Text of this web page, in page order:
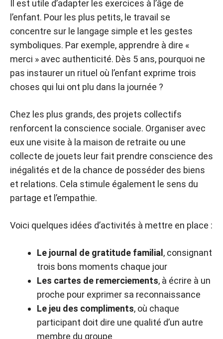
Il est utile d’adapter les exercices à l’âge de
l’enfant. Pour les plus petits, le travail se
concentre sur le langage simple et les gestes
symboliques. Par exemple, apprendre à dire «
merci » avec authenticité. Dès 5 ans, pourquoi ne
pas instaurer un rituel où l’enfant exprime trois
choses qui lui ont plu dans la journée ?
Chez les plus grands, des projets collectifs
renforcent la conscience sociale. Organiser avec
eux une visite à la maison de retraite ou une
collecte de jouets leur fait prendre conscience des
inégalités et de la chance de posséder des biens
et relations. Cela stimule également le sens du
partage et l’empathie.
Voici quelques idées d’activités à mettre en place :
Le journal de gratitude familial, consignant
trois bons moments chaque jour
Les cartes de remerciements, à écrire à un
proche pour exprimer sa reconnaissance
Le jeu des compliments, où chaque
participant doit dire une qualité d’un autre
membre du groupe